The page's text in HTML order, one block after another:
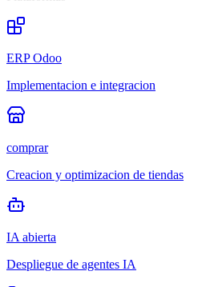
ERP Odoo
Implementacion e integracion
comprar
Creacion y optimizacion de tiendas
IA abierta
Despliegue de agentes IA